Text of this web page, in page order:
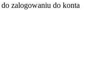
zalogowaniu do konta